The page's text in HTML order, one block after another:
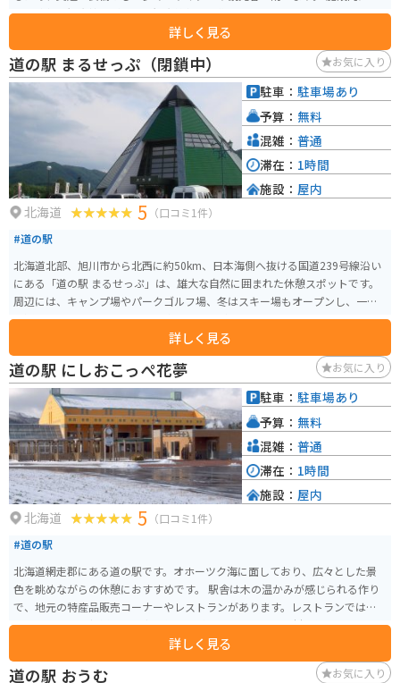
は、遠軽町観光協会があり、観光情報の収集やパンフレットを入手できま
す。また、地元産の農産物や特産品を販売するショップや、軽食コーナーも
あります。おすすめは、地元産のエゾシカ肉を使った「エゾシカバーガー」
です。 バイクで訪れる場合は、広々とした駐車場があるので安心です。ま
た、休憩スペースも充実しているので、長距離ツーリングの休憩場所として
も最適です。道の駅から網走方面へ少し走ると、濤沸湖という湖があり、白
鳥などの水鳥を観察することができます。
詳しく見る
道の駅 まるせっぷ（閉鎖中） お気に入り
北海道 5 （口コミ1件）
#道の駅
北海道北部、旭川市から北西に約50km、日本海側へ抜ける国道239号線沿い
にある「道の駅 まるせっぷ」は、雄大な自然に囲まれた休憩スポットです。
周辺には、キャンプ場やパークゴルフ場、冬はスキー場もオープンし、一年
を通してアウトドアレジャーを楽しむことができます。 特産品は、地元産の
新鮮な野菜や果物、加工品などが販売されています。なかでも、地元産のそ
ば粉を使った手打ちそばは絶品です。また、レストランでは、地元の食材を
ふんだんに使った料理が楽しめます。 バイクで訪れる際は、駐車場も広く、
休憩スペースも充実しているので、 longツーリングの休憩地点としても最適
です。 道の駅 まるせっぷから、日本海までは約30km。日本海を眺めながら
のツーリングもおすすめです。
詳しく見る
駐車： 駐車場あり
予算： 無料
混雑： 普通
滞在： 1時間
施設： 屋内
道の駅 にしおこっぺ花夢 お気に入り
北海道 5 （口コミ1件）
#道の駅
北海道網走郡にある道の駅です。オホーツク海に面しており、広々とした景
色を眺めながらの休憩におすすめです。 駅舎は木の温かみが感じられる作り
で、地元の特産品販売コーナーやレストランがあります。レストランでは、
オホーツク産の新鮮な魚介類を使った料理や、地元産の食材を使ったラーメ
ンなどが楽しめます。お土産には、ホタテやカニなどの海産物加工品が人気
です。 バイクで訪れる際は、駐車場も広々としているので安心です。周辺は
海岸線が続く道が多く、ツーリングにも最適です。オホーツク海を眺めなが
詳しく見る
駐車： 駐車場あり
予算： 無料
混雑： 普通
滞在： 1時間
施設： 屋内
道の駅 おうむ お気に入り